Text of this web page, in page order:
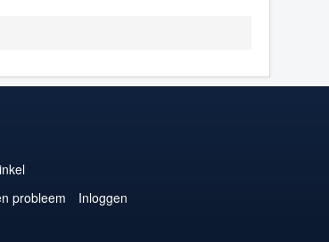
probleem
Inloggen